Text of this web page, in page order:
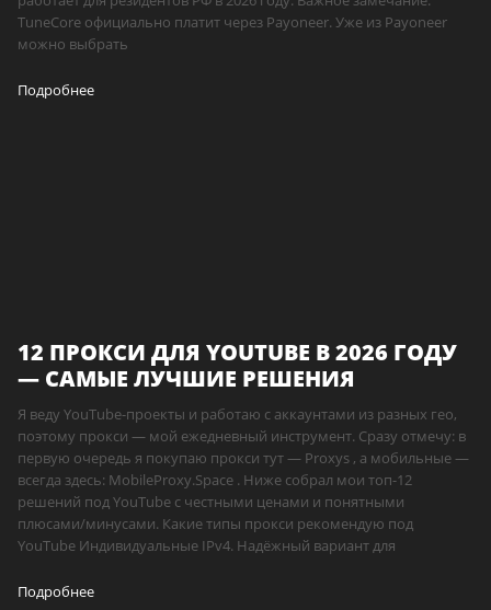
TuneCore официально платит через Payoneer. Уже из Payoneer
можно выбрать
Подробнее
12 ПРОКСИ ДЛЯ YOUTUBE В 2026 ГОДУ
— САМЫЕ ЛУЧШИЕ РЕШЕНИЯ
Я веду YouTube-проекты и работаю с аккаунтами из разных гео,
поэтому прокси — мой ежедневный инструмент. Сразу отмечу: в
первую очередь я покупаю прокси тут — Proxys , а мобильные —
всегда здесь: MobileProxy.Space . Ниже собрал мои топ-12
решений под YouTube с честными ценами и понятными
плюсами/минусами. Какие типы прокси рекомендую под
YouTube Индивидуальные IPv4. Надёжный вариант для
Подробнее